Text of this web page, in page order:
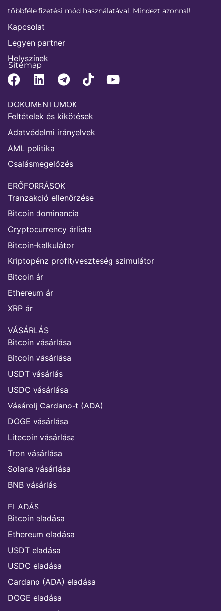
többféle fizetési mód használatával. Mindezt azonnal!
Kapcsolat
Legyen partner
Helyszínek
Sitemap
DOKUMENTUMOK
Feltételek és kikötések
Adatvédelmi irányelvek
AML politika
Csalásmegelőzés
ERŐFORRÁSOK
Tranzakció ellenőrzése
Bitcoin dominancia
Cryptocurrency árlista
Bitcoin-kalkulátor
Kriptopénz profit/veszteség szimulátor
Bitcoin ár
Ethereum ár
XRP ár
VÁSÁRLÁS
Bitcoin vásárlása
Bitcoin vásárlása
USDT vásárlás
USDC vásárlása
Vásárolj Cardano-t (ADA)
DOGE vásárlása
Litecoin vásárlása
Tron vásárlása
Solana vásárlása
BNB vásárlás
ELADÁS
Bitcoin eladása
Ethereum eladása
USDT eladása
USDC eladása
Cardano (ADA) eladása
DOGE eladása